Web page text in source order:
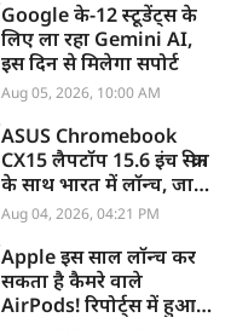
Google के-12 स्टूडेंट्स के
लिए ला रहा Gemini AI,
इस दिन से मिलेगा सपोर्ट
Aug 05, 2026, 10:00 AM
ASUS Chromebook
CX15 लैपटॉप 15.6 इंच स्क्रीन
के साथ भारत में लॉन्च, जानें
कीमत
Aug 04, 2026, 04:21 PM
Apple इस साल लॉन्च कर
सकता है कैमरे वाले
AirPods! रिपोर्ट्स में हुआ